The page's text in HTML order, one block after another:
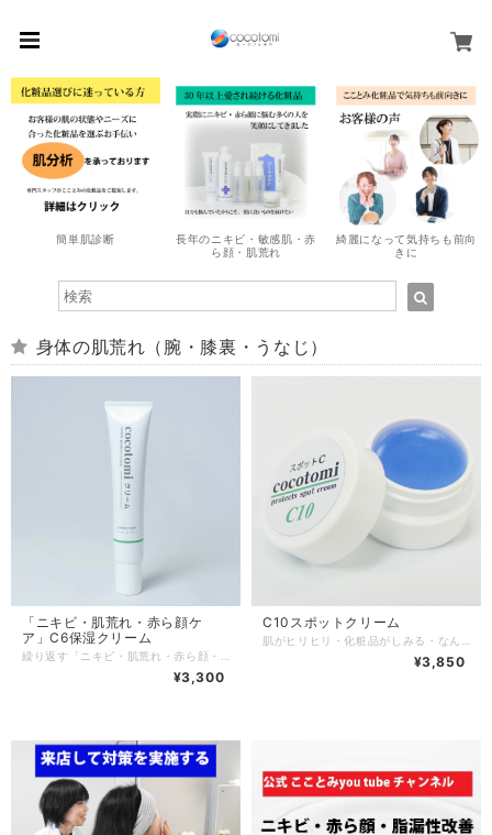
簡単肌診断
長年のニキビ・敏感肌・赤
ら顔・肌荒れ
綺麗になって気持ちも前向
きに
身体の肌荒れ（腕・膝裏・うなじ）
「ニキビ・肌荒れ・赤ら顔ケ
ア」C6保湿クリーム
¥3,300
C10スポットクリーム
¥3,850